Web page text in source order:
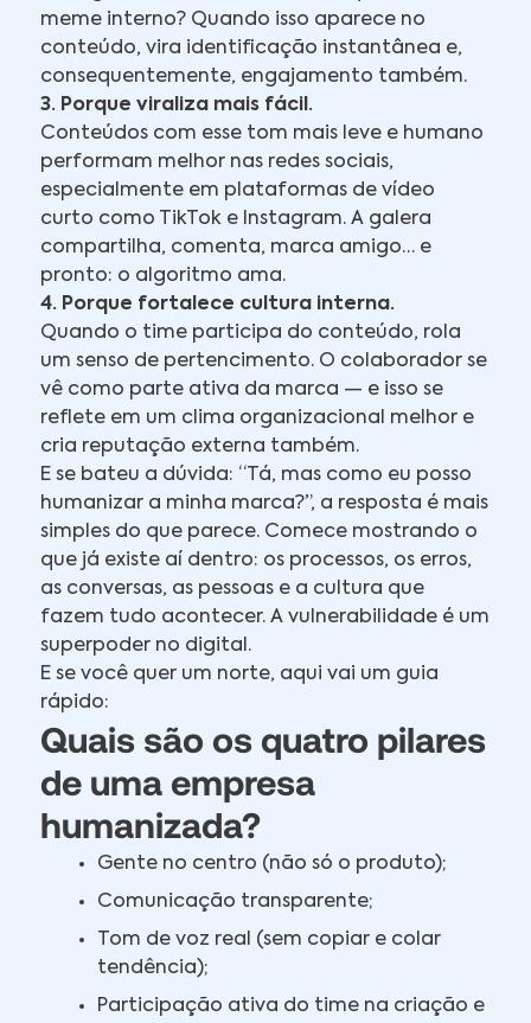
meme interno? Quando isso aparece no
conteúdo, vira identificação instantânea e,
consequentemente, engajamento também.
3. Porque viraliza mais fácil.
Conteúdos com esse tom mais leve e humano
performam melhor nas redes sociais,
especialmente em plataformas de vídeo
curto como TikTok e Instagram. A galera
compartilha, comenta, marca amigo… e
pronto: o algoritmo ama.
4. Porque fortalece cultura interna.
Quando o time participa do conteúdo, rola
um senso de pertencimento. O colaborador se
vê como parte ativa da marca — e isso se
reflete em um clima organizacional melhor e
cria reputação externa também.
E se bateu a dúvida: “Tá, mas como eu posso
humanizar a minha marca?”, a resposta é mais
simples do que parece. Comece mostrando o
que já existe aí dentro: os processos, os erros,
as conversas, as pessoas e a cultura que
fazem tudo acontecer. A vulnerabilidade é um
superpoder no digital.
E se você quer um norte, aqui vai um guia
rápido:
Quais são os quatro pilares
de uma empresa
humanizada?
Gente no centro (não só o produto);
Comunicação transparente;
Tom de voz real (sem copiar e colar
tendência);
Participação ativa do time na criação e